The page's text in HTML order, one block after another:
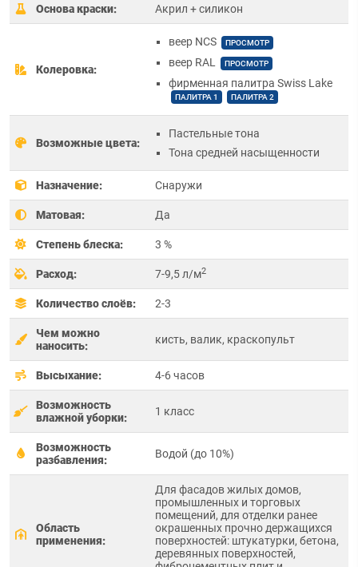
Основа краски: Акрил + силикон
Колеровка:
веер NCS ПРОСМОТР
веер RAL ПРОСМОТР
фирменная палитра Swiss Lake
ПАЛИТРА 1 ПАЛИТРА 2
Возможные цвета:
Пастельные тона
Тона средней насыщенности
Назначение: Снаружи
Матовая: Да
Степень блеска: 3 %
Расход: 7-9,5 л/м2
Количество слоёв: 2-3
Чем можно
наносить:
кисть, валик, краскопульт
Высыхание: 4-6 часов
Возможность
влажной уборки:
1 класс
Возможность
разбавления:
Водой (до 10%)
Область
применения:
Для фасадов жилых домов,
промышленных и торговых
помещений, для отделки ранее
окрашенных прочно держащихся
поверхностей: штукатурки, бетона,
деревянных поверхностей,